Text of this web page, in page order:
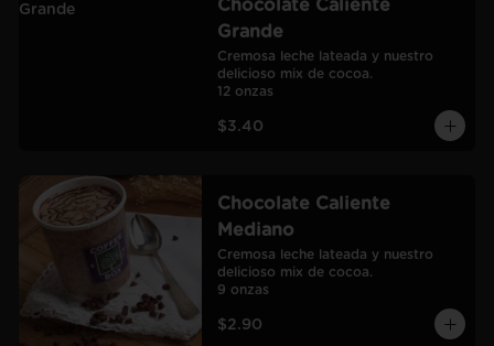
Chocolate Caliente
Grande
Cremosa leche lateada y nuestro
delicioso mix de cocoa.
12 onzas
$3.40
Chocolate Caliente
Mediano
Cremosa leche lateada y nuestro
delicioso mix de cocoa.
9 onzas
$2.90